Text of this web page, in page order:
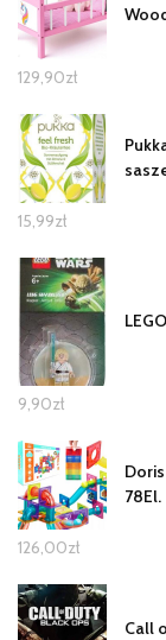
129,90zł
15,99zł
9,90zł
78El.
126,00zł
Call